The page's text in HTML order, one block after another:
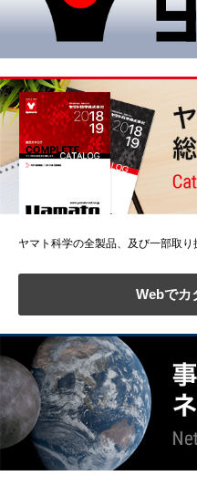
ヤマト科学の全製品、及び一部取り
Webでカ